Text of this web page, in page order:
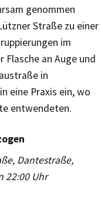
genommen
Straße zu einer
im
Flasche an Auge und
in
eine Praxis ein, wo
entwendeten.
Dantestraße,
22:00 Uhr